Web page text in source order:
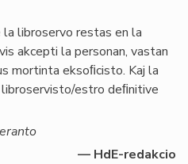
libroservo restas en la
akcepti la personan, vastan
mortinta eksoﬁcisto. Kaj la
estro deﬁnitive
— HdE-redakcio